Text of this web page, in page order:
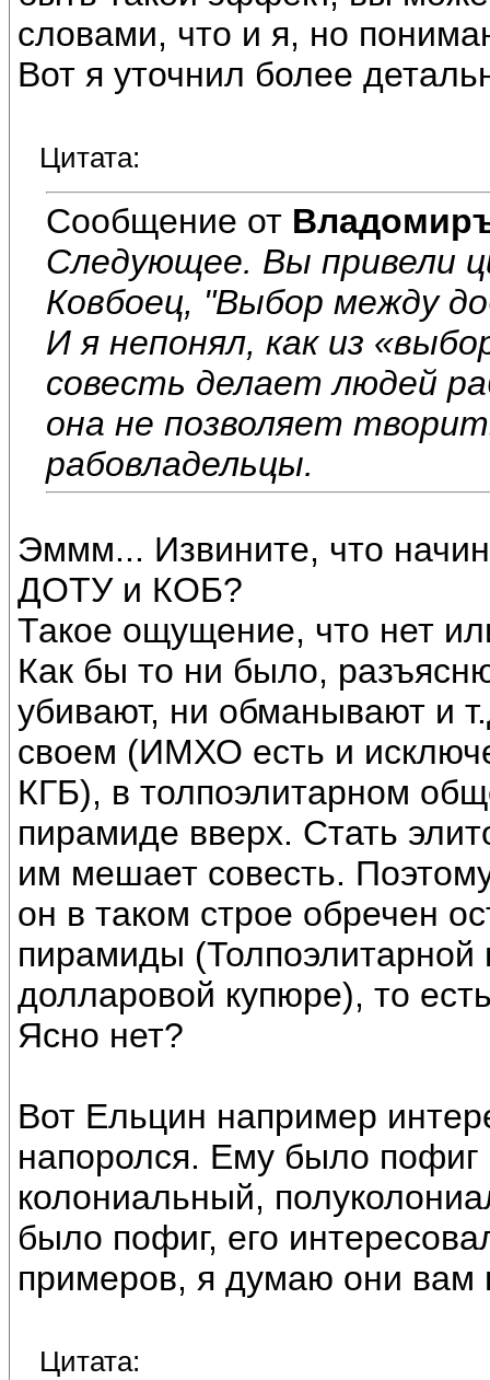
словами, что и я, но
Вот я уточнил более
Цитата:
Сообщение от
Следующее. Вы привели
Ковбоец, "Выбор между
И я непонял, как из
совесть делает людей
она не позволяет
рабовладельцы.
Эммм... Извините, что
ДОТУ и КОБ?
Такое ощущение, что нет
Как бы то ни было,
убивают, ни обманывают и
своем (ИМХО есть и
КГБ), в толпоэлитарном
пирамиде вверх. Стать
им мешает совесть.
он в таком строе обречен
пирамиды
долларовой купюре), то
Ясно нет?
Вот Ельцин например
напоролся. Ему было пофиг
колониальный,
было пофиг, его
примеров, я думаю они вам
Цитата: